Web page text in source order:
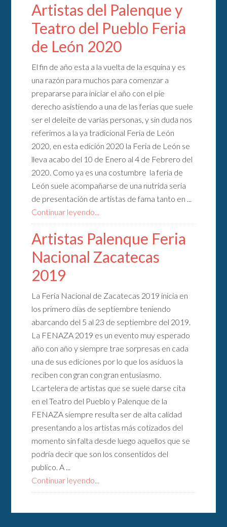
Artistas del Palenque y
Teatro del Pueblo Feria
de León 2020
El fin de año esta a la vuelta de la esquina y es
una razón para muchos para comenzar a
prepararse para iniciar el año con el pie
derecho asistiendo a una de las ferias que suele
ser el deleite de varias personas, y sin duda nos
referimos a la ya tradicional Feria de León
2020, en esta edición 2020 la Feria de León se
lleva acabo del 10 de Enero al 4 de Febrero del
2020. Como ya es una costumbre la feria de
León suele acompañarse de una nutrida seria
de presentación de artistas de fama tanto en ...
Continuar leyendo...
Artistas Palenque Feria
Nacional Zacatecas
2019
La Feria Nacional de Zacatecas 2019 inicia en
los primero días de septiembre teniendo
abarcando del 5 al 23 de septiembre del 2019.
La FENAZA 2019 es un evento muy esperado
año con año y siempre trae sorpresas en cada
una de sus ediciones por lo que los asiduos la
reciben con gran con gran entusiasmo.
Lcartelera de artistas que se suele darse cita
en el Teatro del Pueblo y Palenque de la
FENAZA siempre resulta ser de alta calidad
presentando a los artistas más cotizados del
momento sin falta desde luego aquellos que se
podría decir que son los consentidos del
publico. A ...
Continuar leyendo...